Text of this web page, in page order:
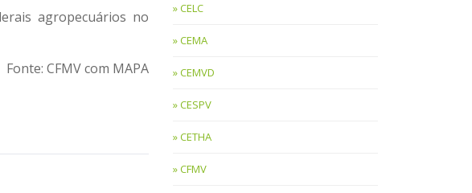
agropecuários no
Fonte: CFMV com MAPA
CELC
CEMA
CEMVD
CESPV
CETHA
CFMV